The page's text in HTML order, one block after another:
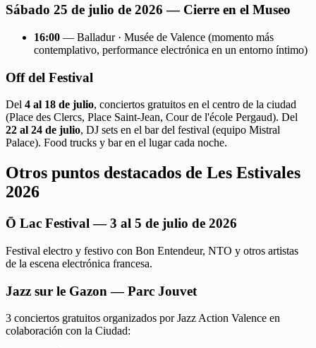
Sábado 25 de julio de 2026 — Cierre en el Museo
16:00 — Balladur · Musée de Valence (momento más
contemplativo, performance electrónica en un entorno íntimo)
Off del Festival
Del 4 al 18 de julio, conciertos gratuitos en el centro de la ciudad
(Place des Clercs, Place Saint-Jean, Cour de l'école Pergaud). Del
22 al 24 de julio, DJ sets en el bar del festival (equipo Mistral
Palace). Food trucks y bar en el lugar cada noche.
Otros puntos destacados de Les Estivales
2026
Ō Lac Festival — 3 al 5 de julio de 2026
Festival electro y festivo con Bon Entendeur, NTO y otros artistas
de la escena electrónica francesa.
Jazz sur le Gazon — Parc Jouvet
3 conciertos gratuitos organizados por Jazz Action Valence en
colaboración con la Ciudad: